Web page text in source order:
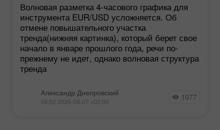
Волновая разметка 4-часового графика для
инструмента EUR/USD усложняется. Об
отмене повышательного участка
тренда(нижняя картинка), который берет свое
начало в январе прошлого года, речи по-
прежнему не идет, однако волновая структура
тренда
Александр Днепровский
06:52 2026-08-07 +02:00 1077